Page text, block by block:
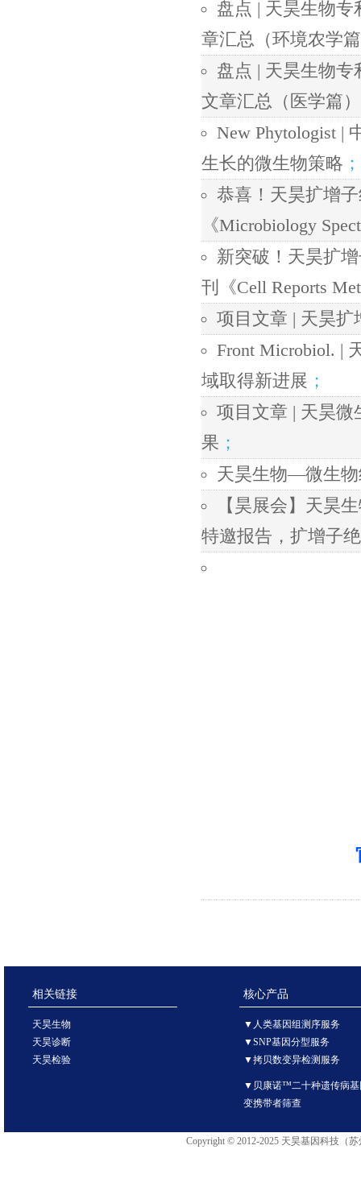
盘点 | 天昊生物专
章汇总（环境农学
盘点 | 天昊生物专
文章汇总（医学篇）
New Phytologist |
生长的微生物策略 ；
恭喜！天昊扩增
《Microbiology
新突破！天昊扩
刊《Cell Reports
项目文章 | 天昊
Front Microbiol. |
域取得新进展 ；
项目文章 | 天昊
果 ；
天昊生物—微生物
【昊展会】天昊
特邀报告，扩增子
相关链接
天昊生物
天昊诊断
天昊检验
核心产品
▼人类基因组测序服务
▼SNP基因分型服务
▼拷贝数变异检测服务
▼贝康诺™二十种遗传病基
变携带者筛查
Copyright © 2012-2025 天昊基因科技